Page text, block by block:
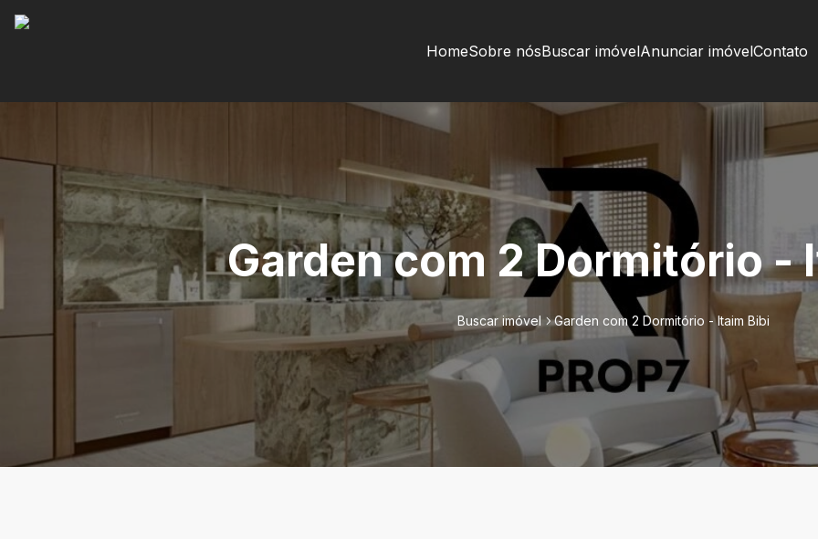
HomeSobre nósBuscar imóvelAnunciar imóvelContato
Garden com 2 Dormitório -
Buscar imóvel Garden com 2 Dormitório - Itaim Bibi